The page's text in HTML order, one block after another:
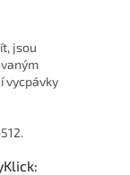
jsou
vycpávky